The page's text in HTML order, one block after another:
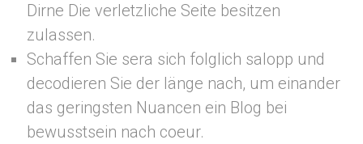
Dirne Die verletzliche Seite besitzen
zulassen.
Schaffen Sie sera sich folglich salopp und
decodieren Sie der länge nach, um einander
das geringsten Nuancen ein Blog bei
bewusstsein nach coeur.